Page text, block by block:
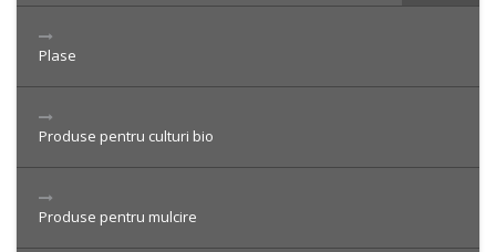
Plase
Produse pentru culturi bio
Produse pentru mulcire